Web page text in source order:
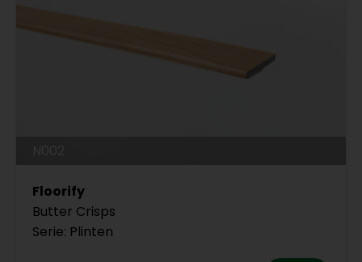
Floorify
Butter Crisps
Serie: Plinten